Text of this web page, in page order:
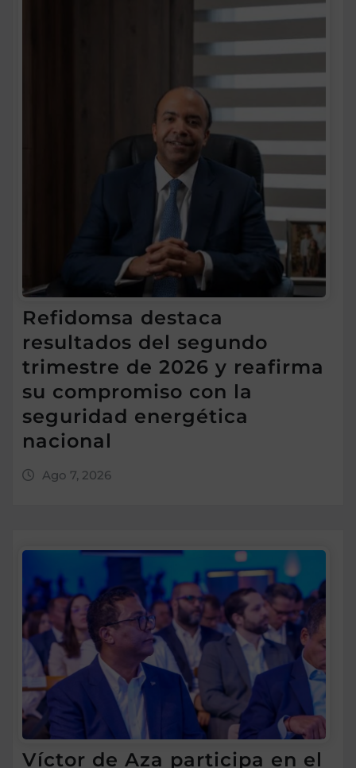
Refidomsa destaca
resultados del segundo
trimestre de 2026 y reafirma
su compromiso con la
seguridad energética
nacional
Ago 7, 2026
Víctor de Aza participa en el